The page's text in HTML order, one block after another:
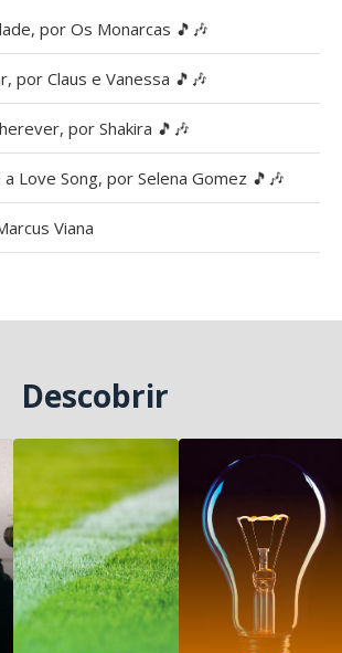
por Os Monarcas 🎵🎶
por Claus e Vanessa 🎵🎶
por Shakira 🎵🎶
a Love Song, por Selena Gomez 🎵🎶
Viana
Descobrir